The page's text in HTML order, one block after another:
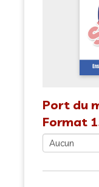
Port du
Format